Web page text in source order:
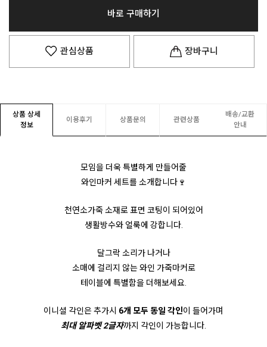
바로 구매하기
관심상품 장바구니
상품 상세
정보
이용후기 상품문의 관련상품
배송/교환
안내
모임을 더욱 특별하게 만들어줄
와인마커 세트를 소개합니다🍷
천연소가죽 소재로 표면 코팅이 되어있어
생활방수와 얼룩에 강합니다.
달그락 소리가 나거나
소매에 걸리지 않는 와인 가죽마커로
테이블에 특별함을 더해보세요.
이니셜 각인은 추가시 6개 모두 동일 각인이 들어가며
최대 알파벳 2글자까지 각인이 가능합니다.